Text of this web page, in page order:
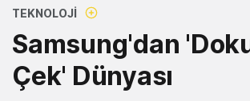
TEKNOLOJI
Samsung'dan
Çek' Dünyası